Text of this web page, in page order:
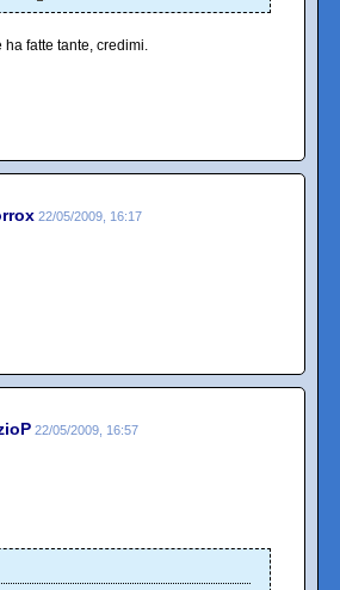
fatte tante, credimi.
22/05/2009, 16:17
22/05/2009, 16:57